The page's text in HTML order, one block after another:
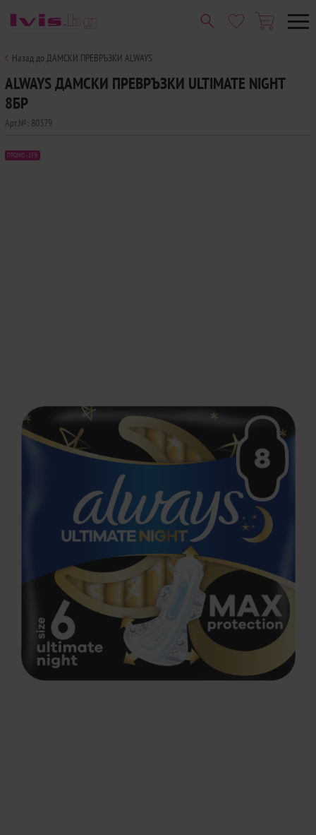
Назад до ДАМСКИ ПРЕВРЪЗКИ ALWAYS
ALWAYS ДАМСКИ ПРЕВРЪЗКИ ULTIMATE NIGHT
8БР
Арт.№: 80379
ПРОМО -15%